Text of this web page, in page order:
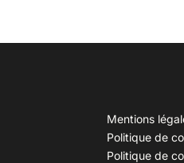
Mentions
Politique de
Politique de